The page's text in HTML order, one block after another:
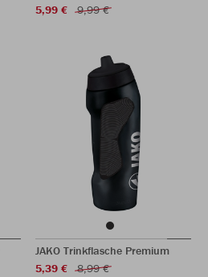
5,99 €
9,99 €
JAKO Trinkflasche Premium
5,39 €
8,99 €